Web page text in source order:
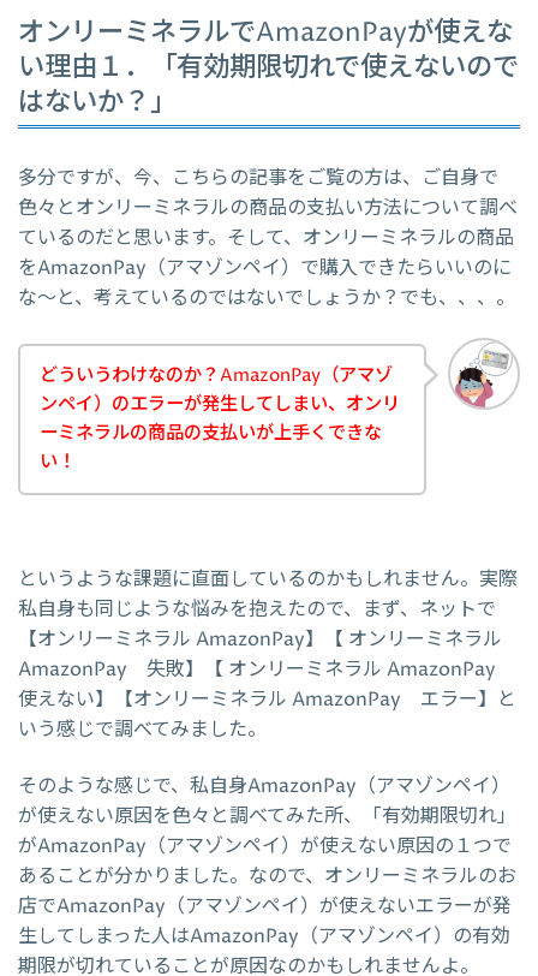
オンリーミネラルでAmazonPayが使えな
い理由１．「有効期限切れで使えないので
はないか？」
多分ですが、今、こちらの記事をご覧の方は、ご自身で
色々とオンリーミネラルの商品の支払い方法について調べ
ているのだと思います。そして、オンリーミネラルの商品
をAmazonPay（アマゾンペイ）で購入できたらいいのに
な～と、考えているのではないでしょうか？でも、、、。
どういうわけなのか？AmazonPay（アマゾ
ンペイ）のエラーが発生してしまい、オンリ
ーミネラルの商品の支払いが上手くできな
い！
というような課題に直面しているのかもしれません。実際
私自身も同じような悩みを抱えたので、まず、ネットで
【オンリーミネラル AmazonPay】【 オンリーミネラル
AmazonPay 失敗】【 オンリーミネラル AmazonPay
使えない】【オンリーミネラル AmazonPay エラー】と
いう感じで調べてみました。
そのような感じで、私自身AmazonPay（アマゾンペイ）
が使えない原因を色々と調べてみた所、「有効期限切れ」
がAmazonPay（アマゾンペイ）が使えない原因の１つで
あることが分かりました。なので、オンリーミネラルのお
店でAmazonPay（アマゾンペイ）が使えないエラーが発
生してしまった人はAmazonPay（アマゾンペイ）の有効
期限が切れていることが原因なのかもしれませんよ。